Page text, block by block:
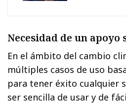
Necesidad de un
En el ámbito del cambio
múltiples casos de uso
para tener éxito cualquier
ser sencilla de usar y de